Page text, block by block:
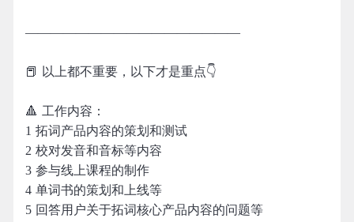
—————————————————
📕 以上都不重要，以下才是重点👇
🔺 工作内容：
1 拓词产品内容的策划和测试
2 校对发音和音标等内容
3 参与线上课程的制作
4 单词书的策划和上线等
5 回答用户关于拓词核心产品内容的问题等